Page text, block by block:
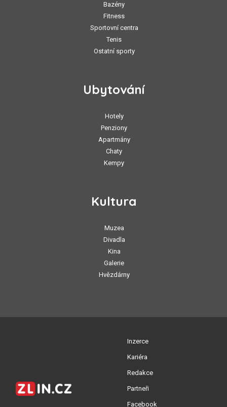
Bazény
Fitness
Sportovní centra
Tenis
Ostatní sporty
Ubytování
Hotely
Penziony
Apartmány
Chaty
Kempy
Kultura
Muzea
Divadla
Kina
Galerie
Hvězdárny
Inzerce
Kariéra
Redakce
Partneři
Facebook